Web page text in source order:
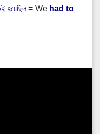
হয়েছিল= We had to